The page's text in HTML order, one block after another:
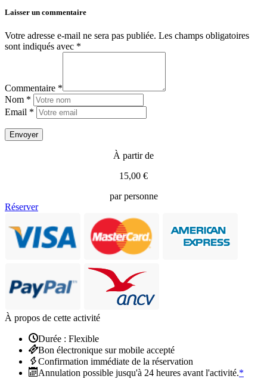
Laisser un commentaire
Votre adresse e-mail ne sera pas publiée. Les champs obligatoires
sont indiqués avec *
Commentaire *
Nom *
Email *
À partir de
15,00 €
par personne
Réserver
À propos de cette activité
Durée : Flexible
Bon électronique sur mobile accepté
Confirmation immédiate de la réservation
Annulation possible jusqu'à 24 heures avant l'activité.*